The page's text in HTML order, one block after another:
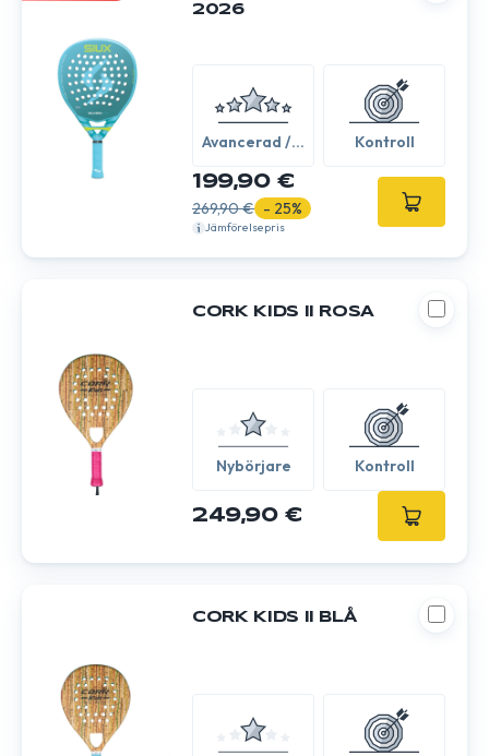
2026
Avancerad /
Kontroll
199,90 €
269,90 € - 25%
Jämförelsepris
CORK KIDS II ROSA
Nybörjare Kontroll
249,90 €
CORK KIDS II BLÅ